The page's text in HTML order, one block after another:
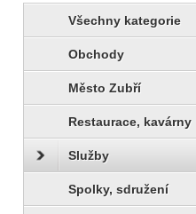
Všechny kategorie
Obchody
Město Zubří
Restaurace, kavárny
Služby
Spolky, sdružení